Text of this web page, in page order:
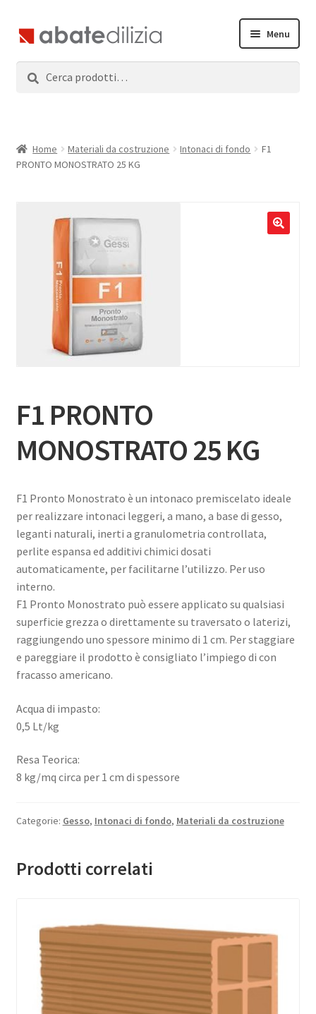
Vai
alla
navigazione
Vai
al
contenuto
Menu
Servizi
Contatti
Registrati
Home Materiali da costruzione Intonaci di fondo
F1
PRONTO MONOSTRATO 25 KG
F1 PRONTO
MONOSTRATO 25 KG
F1 Pronto Monostrato è un intonaco premiscelato ideale
per realizzare intonaci leggeri, a mano, a base di gesso,
leganti naturali, inerti a granulometria controllata,
perlite espansa ed additivi chimici dosati
automaticamente, per facilitarne l’utilizzo. Per uso
interno.
F1 Pronto Monostrato può essere applicato su qualsiasi
superficie grezza o direttamente su traversato o laterizi,
raggiungendo uno spessore minimo di 1 cm. Per staggiare
e pareggiare il prodotto è consigliato l’impiego di con
fracasso americano.
Acqua di impasto:
0,5 Lt/kg
Resa Teorica:
8 kg/mq circa per 1 cm di spessore
Categorie: Gesso, Intonaci di fondo, Materiali da costruzione
Prodotti correlati